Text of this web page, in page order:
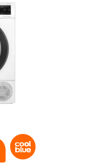
blijft.
droog je
over de